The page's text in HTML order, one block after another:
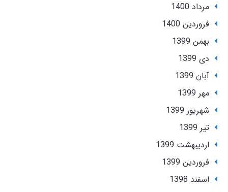
مرداد 1400
فروردین 1400
بهمن 1399
دی 1399
آبان 1399
مهر 1399
شهریور 1399
تير 1399
ارديبهشت 1399
فروردین 1399
اسفند 1398